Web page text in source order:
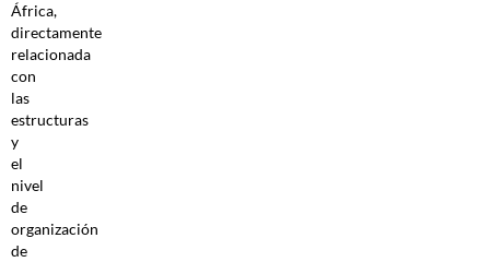
África,
directamente
relacionada
con
las
estructuras
y
el
nivel
de
organización
de